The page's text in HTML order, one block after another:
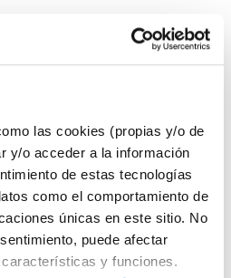
las cookies (propias y/o de
y/o acceder a la información
de estas tecnologías
como el comportamiento de
únicas en este sitio. No
puede afectar
y funciones.
segura. Lea siempre la
el biocida antes de usarlo
9,27 €
Añadir al carrito